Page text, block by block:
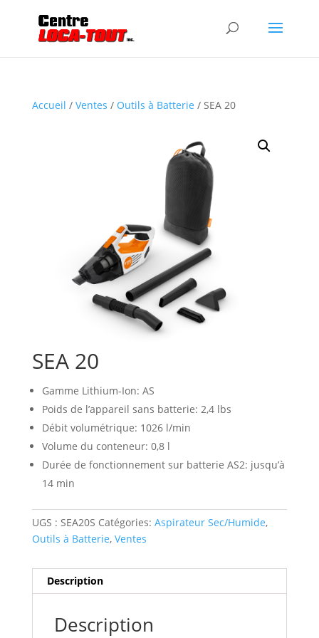
Accueil / Ventes / Outils à Batterie / SEA 20
SEA 20
Gamme Lithium-Ion: AS
Poids de l’appareil sans batterie: 2,4 lbs
Débit volumétrique: 1026 l/min
Volume du conteneur: 0,8 l
Durée de fonctionnement sur batterie AS2: jusqu’à
14 min
UGS : SEA20S Catégories: Aspirateur Sec/Humide,
Outils à Batterie, Ventes
Description
Description